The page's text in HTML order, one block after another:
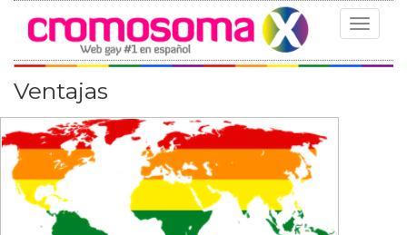
Toggle
Ventajas